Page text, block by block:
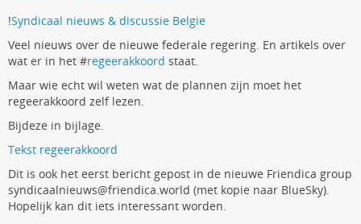
!Syndicaal nieuws & discussie Belgie
Veel nieuws over de nieuwe federale regering. En artikels over
wat er in het #regeerakkoord staat.
Maar wie echt wil weten wat de plannen zijn moet het
regeerakkoord zelf lezen.
Bijdeze in bijlage.
Tekst regeerakkoord
Dit is ook het eerst bericht gepost in de nieuwe Friendica group
syndicaalnieuws@friendica.world (met kopie naar BlueSky).
Hopelijk kan dit iets interessant worden.